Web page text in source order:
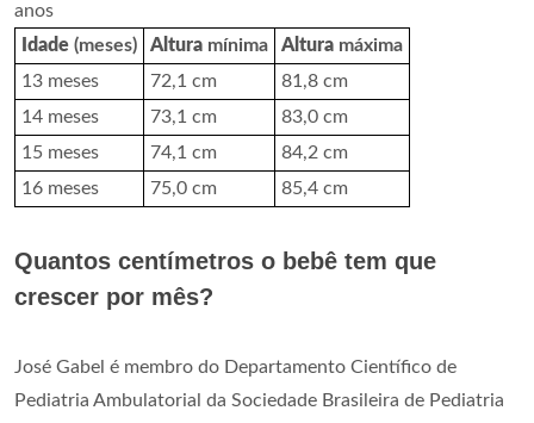
anos
Idade (meses) Altura mínima Altura máxima
13 meses
72,1 cm
81,8 cm
14 meses
73,1 cm
83,0 cm
15 meses
74,1 cm
84,2 cm
16 meses
75,0 cm 85,4 cm
Quantos centímetros o bebê tem que
crescer por mês?
José Gabel é membro do Departamento Científico de
Pediatria Ambulatorial da Sociedade Brasileira de Pediatria